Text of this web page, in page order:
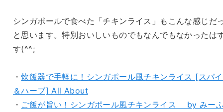
シンガポールで食べた「チキンライス」もこんな感じだ
と思います。特別おいしいものでもなんでもなかったは
す(^^;
・炊飯器で手軽に！シンガポール風チキンライス [スパ
＆ハーブ] All About
・ ご飯が旨い！シンガポール風チキンライス by みー